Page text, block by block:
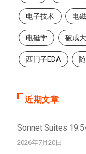
电子技术 电
电磁学 破戒
西门子EDA
近期文章
Sonnet Suites
2026年7月20日